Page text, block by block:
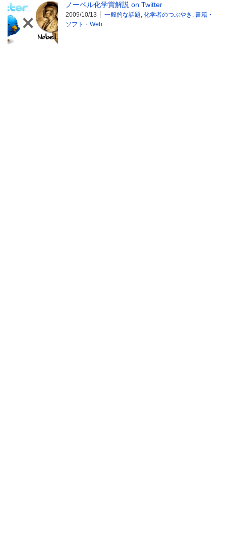
ノーベル化学賞解説 on Twitter
2009/10/13 一般的な話題, 化学者のつぶやき , 書籍・
ソフト・Web